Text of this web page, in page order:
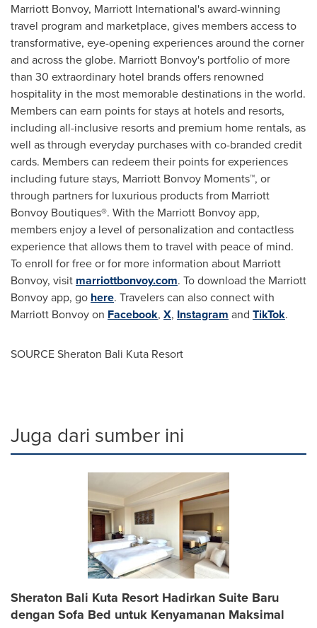
Marriott Bonvoy, Marriott International's award-winning
travel program and marketplace, gives members access to
transformative, eye-opening experiences around the corner
and across the globe. Marriott Bonvoy's portfolio of more
than 30 extraordinary hotel brands offers renowned
hospitality in the most memorable destinations in the world.
Members can earn points for stays at hotels and resorts,
including all-inclusive resorts and premium home rentals, as
well as through everyday purchases with co-branded credit
cards. Members can redeem their points for experiences
including future stays, Marriott Bonvoy Moments™, or
through partners for luxurious products from Marriott
Bonvoy Boutiques®. With the Marriott Bonvoy app,
members enjoy a level of personalization and contactless
experience that allows them to travel with peace of mind.
To enroll for free or for more information about Marriott
Bonvoy, visit marriottbonvoy.com. To download the Marriott
Bonvoy app, go here. Travelers can also connect with
Marriott Bonvoy on Facebook, X, Instagram and TikTok.
SOURCE Sheraton Bali Kuta Resort
Juga dari sumber ini
Sheraton Bali Kuta Resort Hadirkan Suite Baru
dengan Sofa Bed untuk Kenyamanan Maksimal